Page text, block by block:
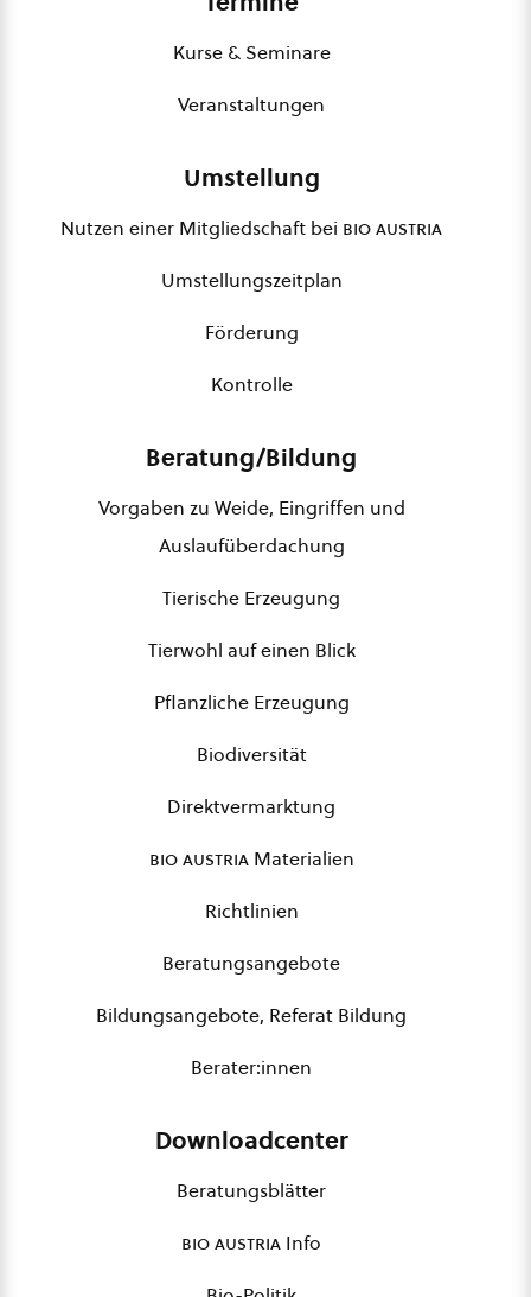
Kurse & Seminare
Veranstaltungen
Umstellung
Nutzen einer Mitgliedschaft bei bio austria
Umstellungszeitplan
Förderung
Kontrolle
Beratung/Bildung
Vorgaben zu Weide, Eingriffen und
Auslaufüberdachung
Tierische Erzeugung
Tierwohl auf einen Blick
Pflanzliche Erzeugung
Biodiversität
Direktvermarktung
bio austriaMaterialien
Richtlinien
Beratungsangebote
Bildungsangebote, Referat Bildung
Berater:innen
Downloadcenter
Beratungsblätter
bio austria Info